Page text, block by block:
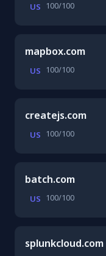
US 100/100
mapbox.com
US 100/100
createjs.com
US 100/100
batch.com
US 100/100
splunkcloud.com